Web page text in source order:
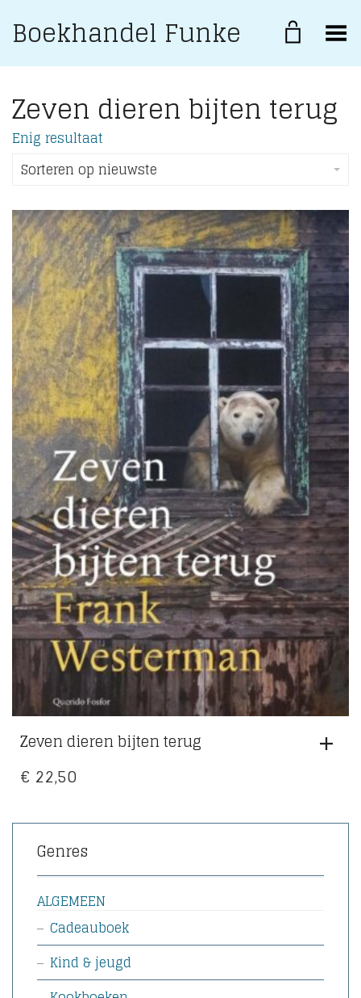
Boekhandel Funke Toggle Menu
Zeven dieren bijten terug
Enig resultaat
Sorteren op nieuwste
Zeven dieren bijten terug
€ 22,50
Genres
ALGEMEEN
Cadeauboek
Kind & jeugd